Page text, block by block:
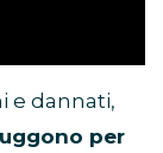
e dannati,
per